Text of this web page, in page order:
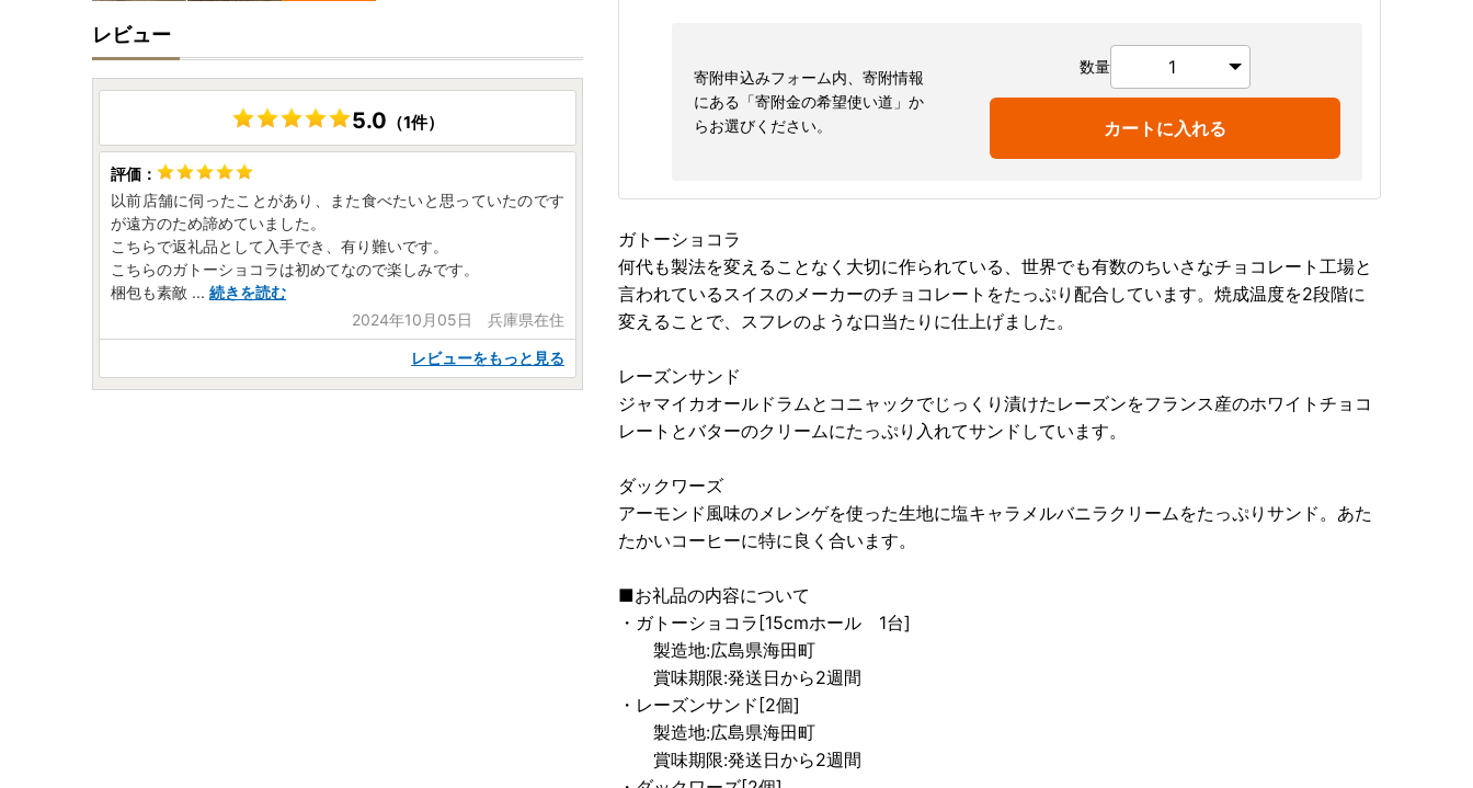
寄附申込みフォーム内、寄附情報
にある「寄附金の希望使い道」か
らお選びください。
数量
カートに入れる
ガトーショコラ
何代も製法を変えることなく大切に作られている、世界でも有数のちいさなチョコレート工場と
言われているスイスのメーカーのチョコレートをたっぷり配合しています。焼成温度を2段階に
変えることで、スフレのような口当たりに仕上げました。
レーズンサンド
ジャマイカオールドラムとコニャックでじっくり漬けたレーズンをフランス産のホワイトチョコ
レートとバターのクリームにたっぷり入れてサンドしています。
ダックワーズ
アーモンド風味のメレンゲを使った生地に塩キャラメルバニラクリームをたっぷりサンド。あた
たかいコーヒーに特に良く合います。
■お礼品の内容について
・ガトーショコラ[15cmホール 1台]
製造地:広島県海田町
賞味期限:発送日から2週間
・レーズンサンド[2個]
製造地:広島県海田町
賞味期限:発送日から2週間
レビュー
5.0 （1件）
以前店舗に伺ったことがあり、また食べたいと思っていたのです
が遠方のため諦めていました。
こちらで返礼品として入手でき、有り難いです。
こちらのガトーショコラは初めてなので楽しみです。
梱包も素敵 ... 続きを読む
2024年10月05日 兵庫県在住
レビューをもっと見る